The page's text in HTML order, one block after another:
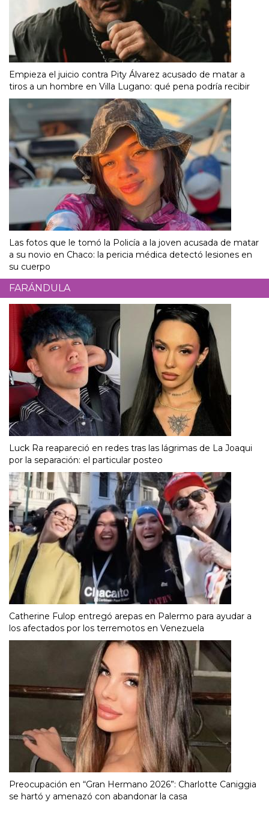
Empieza el juicio contra Pity Álvarez acusado de matar a
tiros a un hombre en Villa Lugano: qué pena podría recibir
Las fotos que le tomó la Policía a la joven acusada de matar
a su novio en Chaco: la pericia médica detectó lesiones en
su cuerpo
FARÁNDULA
Luck Ra reapareció en redes tras las lágrimas de La Joaqui
por la separación: el particular posteo
Catherine Fulop entregó arepas en Palermo para ayudar a
los afectados por los terremotos en Venezuela
Preocupación en “Gran Hermano 2026”: Charlotte Caniggia
se hartó y amenazó con abandonar la casa